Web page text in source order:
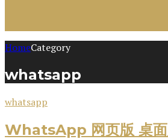
HomeCategory
whatsapp
whatsapp
WhatsApp 网页版 桌面